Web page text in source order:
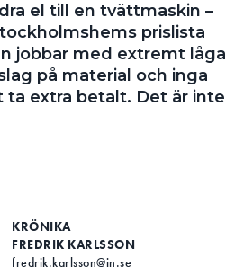
el till en tvättmaskin –
prislista
jobbar med extremt låga
på material och inga
ta extra betalt. Det är inte
KRÖNIKA
FREDRIK KARLSSON
fredrik.karlsson@in.se